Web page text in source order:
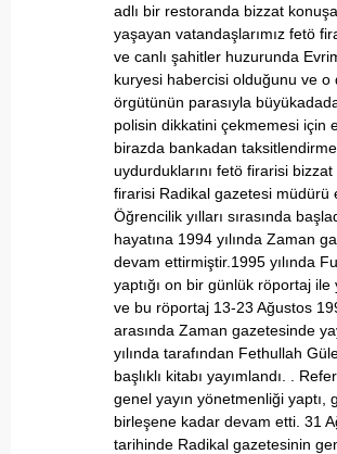
adlı bir restoranda bizzat
yaşayan vatandaşlarımız fetö
ve canlı şahitler huzurunda
kuryesi habercisi olduğunu ve o
örgütünün parasıyla
polisin dikkatini çekmemesi için
birazda bankadan taksitlendirme
uydurduklarını fetö firarisi bizzat
firarisi Radikal gazetesi müdürü
Öğrencilik yılları sırasında
hayatına 1994 yılında Zaman
devam ettirmiştir.1995 yılında
yaptığı on bir günlük röportaj ile
ve bu röportaj 13-23 Ağustos
arasında Zaman gazetesinde
yılında tarafından Fethullah
başlıklı kitabı yayımlandı. .
genel yayın yönetmenliği yaptı,
birleşene kadar devam etti. 31
tarihinde Radikal gazetesinin